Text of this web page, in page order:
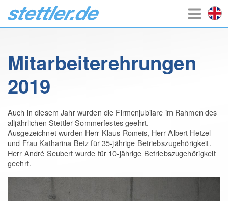
Mitarbeiterehrungen
2019
Auch in diesem Jahr wurden die Firmenjubilare im Rahmen des
alljährlichen Stettler-Sommerfestes geehrt.
Ausgezeichnet wurden Herr Klaus Romeis, Herr Albert Hetzel
und Frau Katharina Betz für 35-jährige Betriebszugehörigkeit.
Herr André Seubert wurde für 10-jährige Betriebszugehörigkeit
geehrt.